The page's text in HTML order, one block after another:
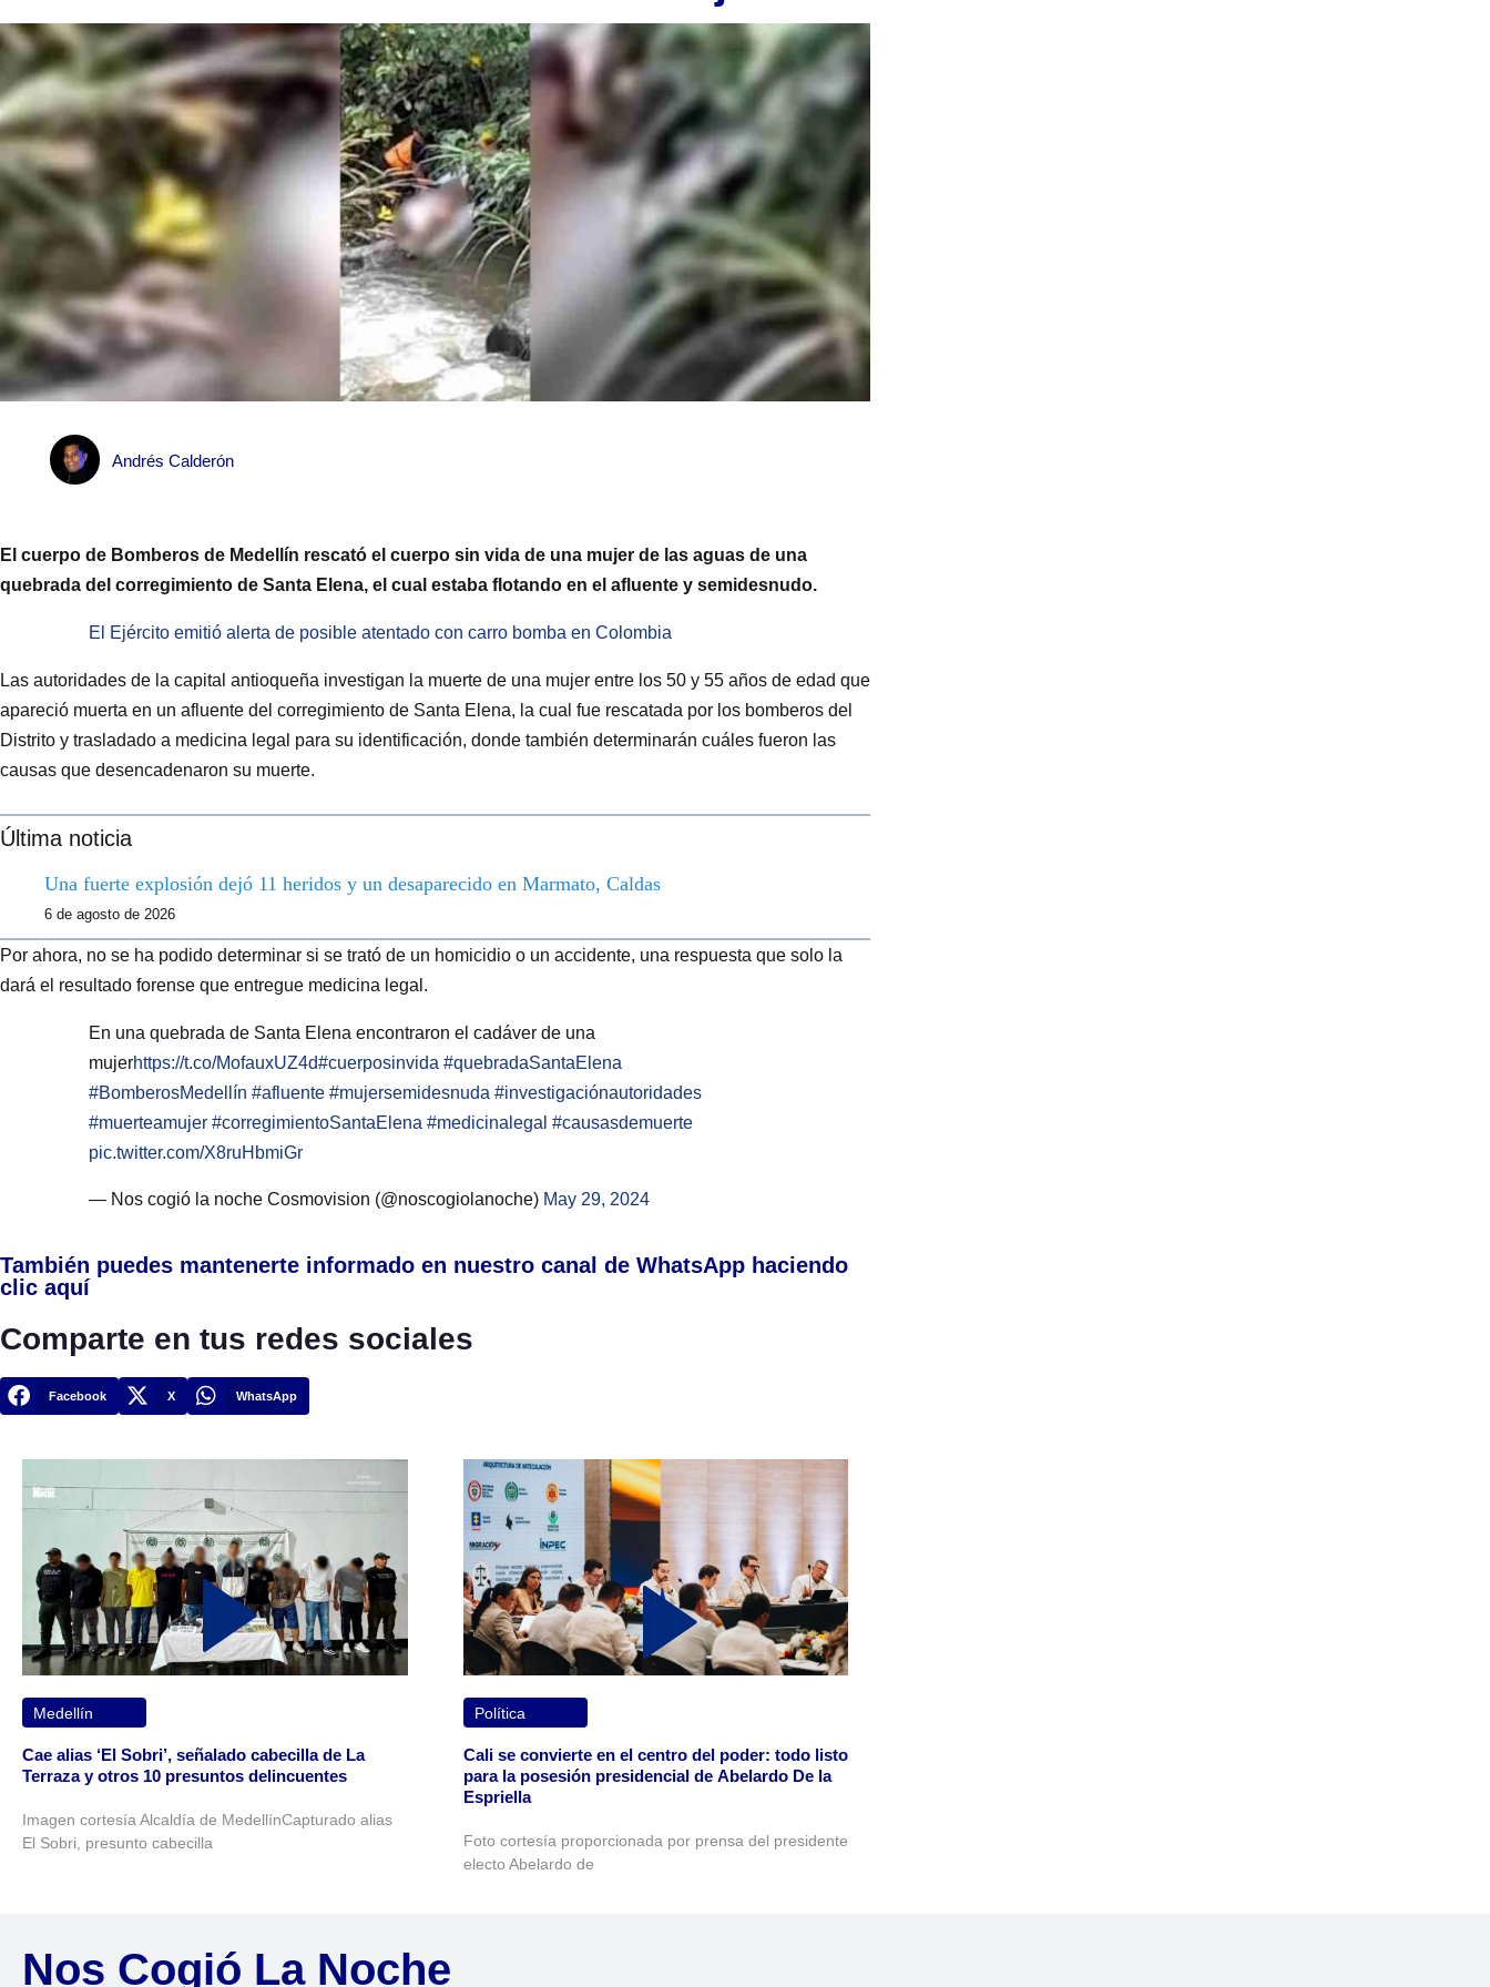
Andrés Calderón
El cuerpo de Bomberos de Medellín rescató el cuerpo sin vida de una mujer de las aguas de una
quebrada del corregimiento de Santa Elena, el cual estaba flotando en el afluente y semidesnudo.
El Ejército emitió alerta de posible atentado con carro bomba en Colombia
Las autoridades de la capital antioqueña investigan la muerte de una mujer entre los 50 y 55 años de edad que
apareció muerta en un afluente del corregimiento de Santa Elena, la cual fue rescatada por los bomberos del
Distrito y trasladado a medicina legal para su identificación, donde también determinarán cuáles fueron las
causas que desencadenaron su muerte.
Última noticia
Una fuerte explosión dejó 11 heridos y un desaparecido en Marmato, Caldas
6 de agosto de 2026
Por ahora, no se ha podido determinar si se trató de un homicidio o un accidente, una respuesta que solo la
dará el resultado forense que entregue medicina legal.
En una quebrada de Santa Elena encontraron el cadáver de una
mujerhttps://t.co/MofauxUZ4d#cuerposinvida #quebradaSantaElena
#BomberosMedellín #afluente #mujersemidesnuda #investigaciónautoridades
#muerteamujer #corregimientoSantaElena #medicinalegal #causasdemuerte
pic.twitter.com/X8ruHbmiGr
— Nos cogió la noche Cosmovision (@noscogiolanoche) May 29, 2024
También puedes mantenerte informado en nuestro canal de WhatsApp haciendo
clic aquí
Comparte en tus redes sociales
Facebook X WhatsApp
Medellín
Cae alias ‘El Sobri’, señalado cabecilla de La
Terraza y otros 10 presuntos delincuentes
Imagen cortesía Alcaldía de MedellínCapturado alias
El Sobri, presunto cabecilla
Política
Cali se convierte en el centro del poder: todo listo
para la posesión presidencial de Abelardo De la
Espriella
Foto cortesía proporcionada por prensa del presidente
electo Abelardo de
Nos Cogió La Noche